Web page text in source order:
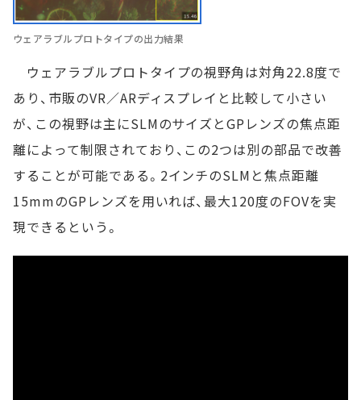
ウェアラブルプロトタイプの出力結果
ウェアラブルプロトタイプの視野角は対角22.8度で
あり、市販のVR／ARディスプレイと比較して小さい
が、この視野は主にSLMのサイズとGPレンズの焦点距
離によって制限されており、この2つは別の部品で改善
することが可能である。2インチのSLMと焦点距離
15mmのGPレンズを用いれば、最大120度のFOVを実
現できるという。